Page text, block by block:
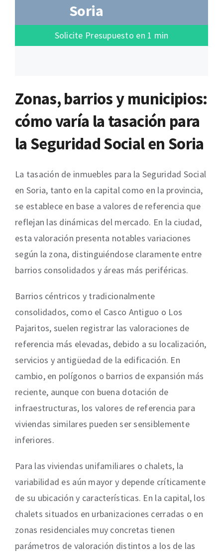
Soria
Solicite Presupuesto en 1 min
Zonas, barrios y municipios:
cómo varía la tasación para
la Seguridad Social en Soria
La tasación de inmuebles para la Seguridad Social
en Soria, tanto en la capital como en la provincia,
se establece en base a valores de referencia que
reflejan las dinámicas del mercado. En la ciudad,
esta valoración presenta notables variaciones
según la zona, distinguiéndose claramente entre
barrios consolidados y áreas más periféricas.
Barrios céntricos y tradicionalmente
consolidados, como el Casco Antiguo o Los
Pajaritos, suelen registrar las valoraciones de
referencia más elevadas, debido a su localización,
servicios y antigüedad de la edificación. En
cambio, en polígonos o barrios de expansión más
reciente, aunque con buena dotación de
infraestructuras, los valores de referencia para
viviendas similares pueden ser sensiblemente
inferiores.
Para las viviendas unifamiliares o chalets, la
variabilidad es aún mayor y depende críticamente
de su ubicación y características. En la capital, los
chalets situados en urbanizaciones cerradas o en
zonas residenciales muy concretas tienen
parámetros de valoración distintos a los de las